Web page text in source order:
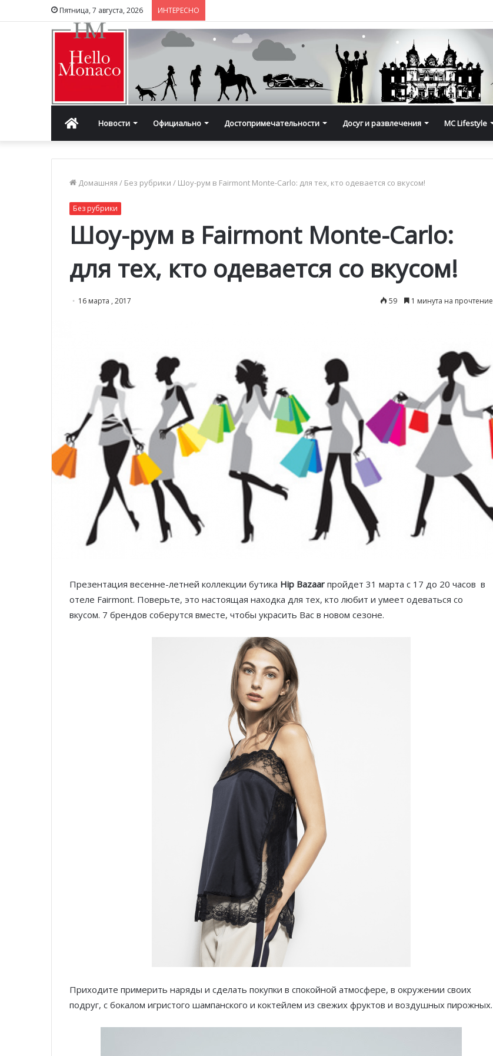
Пятница, 7 августа, 2026 ИНТЕРЕСНО
ГлавнаяНовости Официально Достопримечательности Досуг и развлечения MC Lifestyle
Домашняя / Без рубрики / Шоу-рум в Fairmont Monte-Carlo: для тех, кто одевается со вкусом!
Без рубрики
Шоу-рум в Fairmont Monte-Carlo:
для тех, кто одевается со вкусом!
16 марта , 2017 59 1 минута на прочтение
Презентация весенне-летней коллекции бутика Hip Bazaar пройдет 31 марта с 17 до 20 часов в
отеле Fairmont. Поверьте, это настоящая находка для тех, кто любит и умеет одеваться со
вкусом. 7 брендов соберутся вместе, чтобы украсить Вас в новом сезоне.
Приходите примерить наряды и сделать покупки в спокойной атмосфере, в окружении своих
подруг, с бокалом игристого шампанского и коктейлем из свежих фруктов и воздушных пирожных.